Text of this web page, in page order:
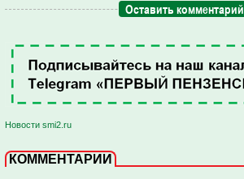
Оставить комментарий
Новости smi2.ru
КОММЕНТАРИИ